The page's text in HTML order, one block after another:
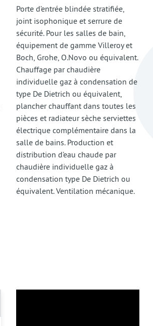
Porte d’entrée blindée stratifiée,
joint isophonique et serrure de
sécurité. Pour les salles de bain,
équipement de gamme Villeroy et
Boch, Grohe, O.Novo ou équivalent.
Chauffage par chaudière
individuelle gaz à condensation de
type De Dietrich ou équivalent,
plancher chauffant dans toutes les
pièces et radiateur sèche serviettes
électrique complémentaire dans la
salle de bains. Production et
distribution d’eau chaude par
chaudière individuelle gaz à
condensation type De Dietrich ou
équivalent. Ventilation mécanique.